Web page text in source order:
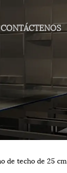
CONTÁCTENOS
de techo de 25 cm